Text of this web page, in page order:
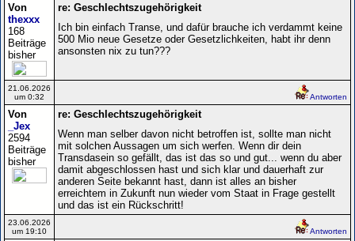
Von
thexxx
168
Beiträge
bisher
re: Geschlechtszugehörigkeit
Ich bin einfach Transe, und dafür brauche ich verdammt keine
500 Mio neue Gesetze oder Gesetzlichkeiten, habt ihr denn
ansonsten nix zu tun???
21.06.2026
um 0:32
Antworten
Von
_Jex
2594
Beiträge
bisher
re: Geschlechtszugehörigkeit
Wenn man selber davon nicht betroffen ist, sollte man nicht
mit solchen Aussagen um sich werfen. Wenn dir dein
Transdasein so gefällt, das ist das so und gut... wenn du aber
damit abgeschlossen hast und sich klar und dauerhaft zur
anderen Seite bekannt hast, dann ist alles an bisher
erreichtem in Zukunft nun wieder vom Staat in Frage gestellt
und das ist ein Rückschritt!
23.06.2026
um 19:10
Antworten